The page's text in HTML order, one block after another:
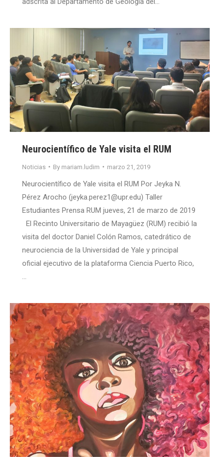
Neurocientífico de Yale visita el RUM
Noticias By mariam.ludim marzo 21, 2019
Neurocientífico de Yale visita el RUM Por Jeyka N.
Pérez Arocho (jeyka.perez1@upr.edu) Taller
Estudiantes Prensa RUM jueves, 21 de marzo de 2019
El Recinto Universitario de Mayagüez (RUM) recibió la
visita del doctor Daniel Colón Ramos, catedrático de
neurociencia de la Universidad de Yale y principal
oficial ejecutivo de la plataforma Ciencia Puerto Rico,
…